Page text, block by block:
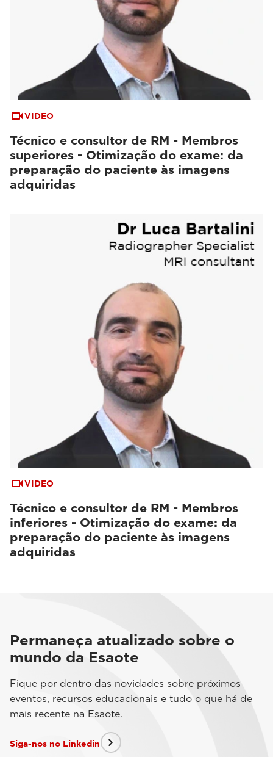
VIDEO
Técnico e consultor de RM - Membros
superiores - Otimização do exame: da
preparação do paciente às imagens
adquiridas
VIDEO
Técnico e consultor de RM - Membros
inferiores - Otimização do exame: da
preparação do paciente às imagens
adquiridas
Permaneça atualizado sobre o
mundo da Esaote
Fique por dentro das novidades sobre próximos
eventos, recursos educacionais e tudo o que há de
mais recente na Esaote.
Siga-nos no Linkedin